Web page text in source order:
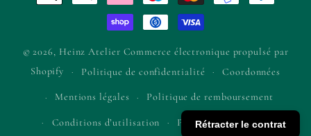
de
© 2026, Heinz Atelier Commerce électronique propulsé par
Shopify
Politique de confidentialité Coordonnées
Mentions légales Politique de remboursement
Conditions d’utilisation Politique d’expédition
Rétracter le contrat